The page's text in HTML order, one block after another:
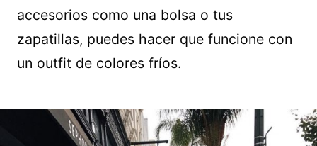
accesorios como una bolsa o tus
zapatillas, puedes hacer que funcione con
un outfit de colores fríos.